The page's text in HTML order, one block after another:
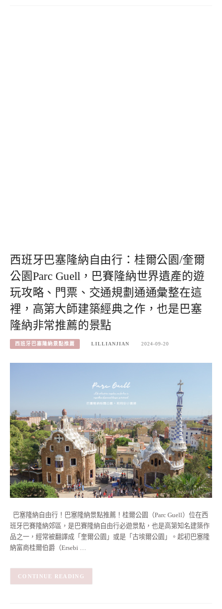
西班牙巴塞隆納自由行：桂爾公園/奎爾
公園Parc Guell，巴賽隆納世界遺產的遊
玩攻略、門票、交通規劃通通彙整在這
裡，高第大師建築經典之作，也是巴塞
隆納非常推薦的景點
西班牙巴塞隆納景點推薦 LILLIANJIAN 2024-09-20
巴塞隆納自由行！巴塞隆納景點推薦！桂爾公園（Parc Guell）位在西
班牙巴賽隆納郊區，是巴賽隆納自由行必遊景點，也是高第知名建築作
品之一，經常被翻譯成「奎爾公園」或是「古埃爾公園」。起初巴塞隆
納富商桂爾伯爵（Ersebi …
CONTINUE READING